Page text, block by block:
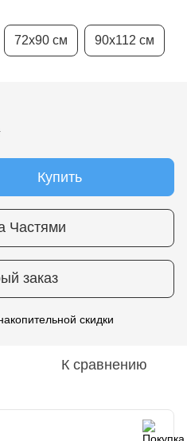
72х90 см 90х112 см
Купить
Частями
заказ
скидки
К сравнению